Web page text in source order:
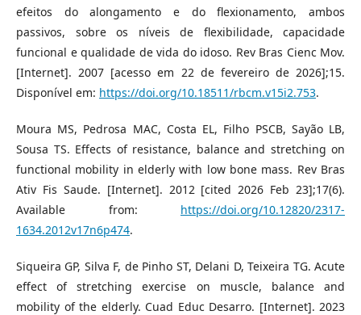
efeitos do alongamento e do flexionamento, ambos
passivos, sobre os níveis de flexibilidade, capacidade
funcional e qualidade de vida do idoso. Rev Bras Cienc Mov.
[Internet]. 2007 [acesso em 22 de fevereiro de 2026];15.
Disponível em: https://doi.org/10.18511/rbcm.v15i2.753.
Moura MS, Pedrosa MAC, Costa EL, Filho PSCB, Sayão LB,
Sousa TS. Effects of resistance, balance and stretching on
functional mobility in elderly with low bone mass. Rev Bras
Ativ Fis Saude. [Internet]. 2012 [cited 2026 Feb 23];17(6).
Available from: https://doi.org/10.12820/2317-
1634.2012v17n6p474.
Siqueira GP, Silva F, de Pinho ST, Delani D, Teixeira TG. Acute
effect of stretching exercise on muscle, balance and
mobility of the elderly. Cuad Educ Desarro. [Internet]. 2023